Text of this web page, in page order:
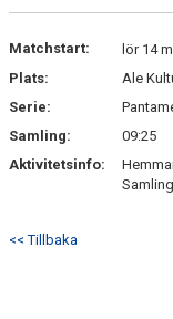
Matchstart:
lör 14
Plats:
Ale
Serie:
Samling:
09:25
Aktivitetsinfo:
<< Tillbaka